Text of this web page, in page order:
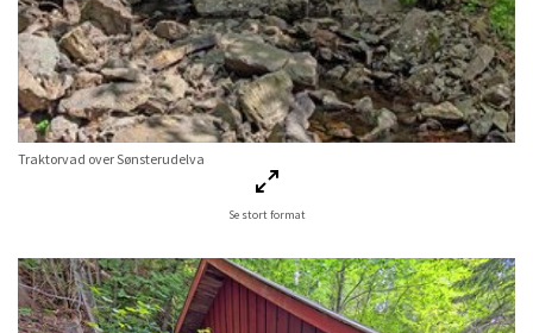
Traktorvad over Sønsterudelva
Se stort format